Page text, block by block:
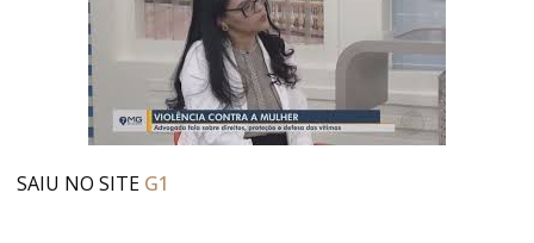
SAIU NO SITE G1